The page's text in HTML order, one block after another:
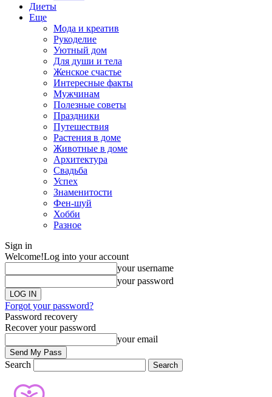
Диеты
Еще
Мода и креатив
Рукоделие
Уютный дом
Для души и тела
Женское счастье
Интересные факты
Мужчинам
Полезные советы
Праздники
Путешествия
Растения в доме
Животные в доме
Архитектура
Свадьба
Успех
Знаменитости
Фен-шуй
Хобби
Разное
Sign in
Welcome!Log into your account
your username
your password
Forgot your password?
Password recovery
Recover your password
your email
Search